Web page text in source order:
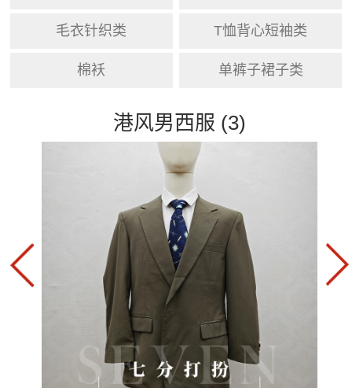
毛衣针织类 T恤背心短袖类
棉袄 单裤子裙子类
港风男西服 (3)